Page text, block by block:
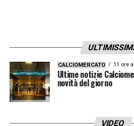
Ovvero 6 milioni di euro
milioni al netto delle
più di quanto ha
stagione».
CALCIOMERCATO 11 ore
Ultime notizie
novità del giorno
VIDEO